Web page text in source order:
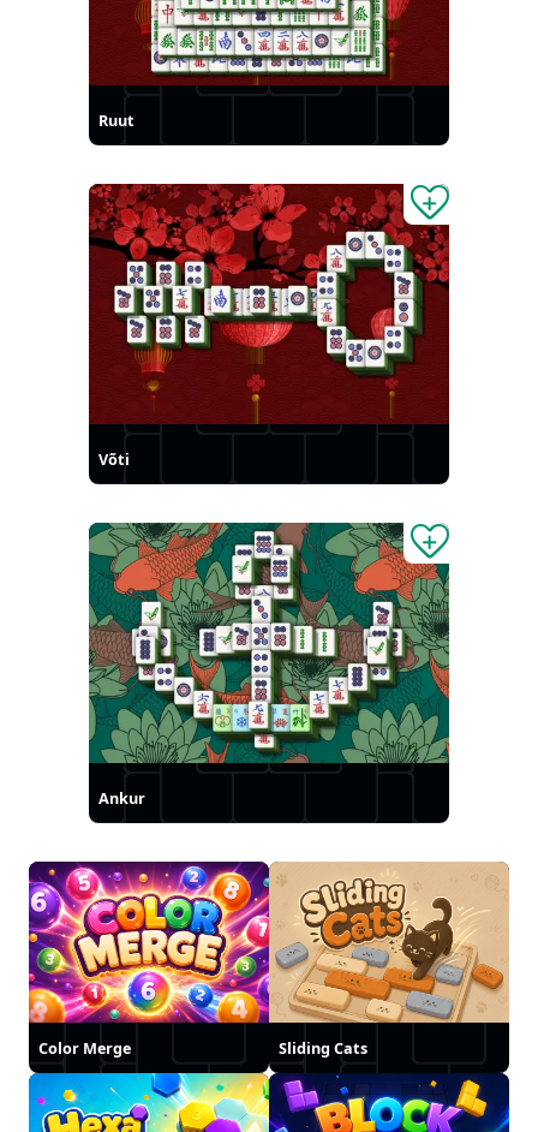
Ruut
Võti
Ankur
Color Merge Sliding Cats